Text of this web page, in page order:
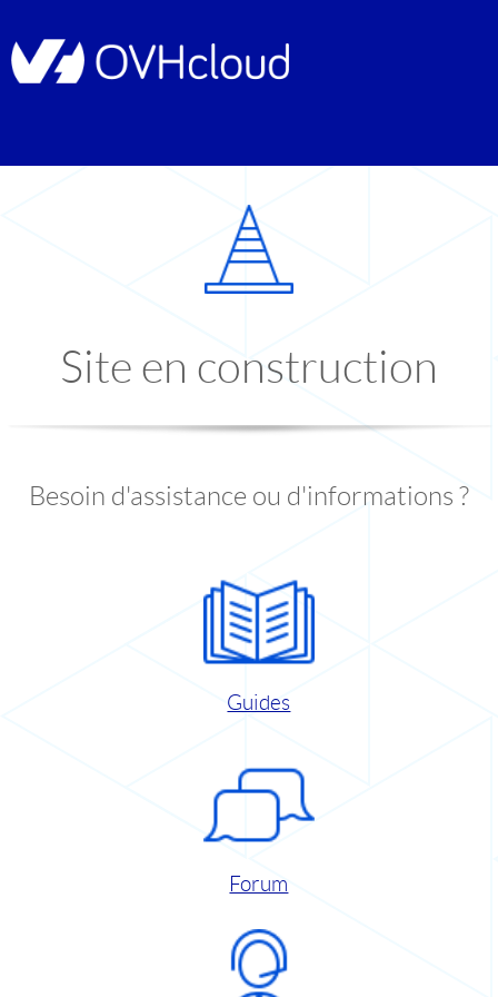
Site en construction
Besoin d'assistance ou d'informations ?
Guides
Forum